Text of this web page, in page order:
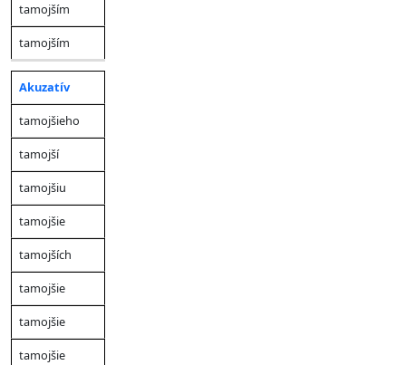
tamojším
tamojším
Akuzatív
tamojšieho
tamojší
tamojšiu
tamojšie
tamojších
tamojšie
tamojšie
tamojšie